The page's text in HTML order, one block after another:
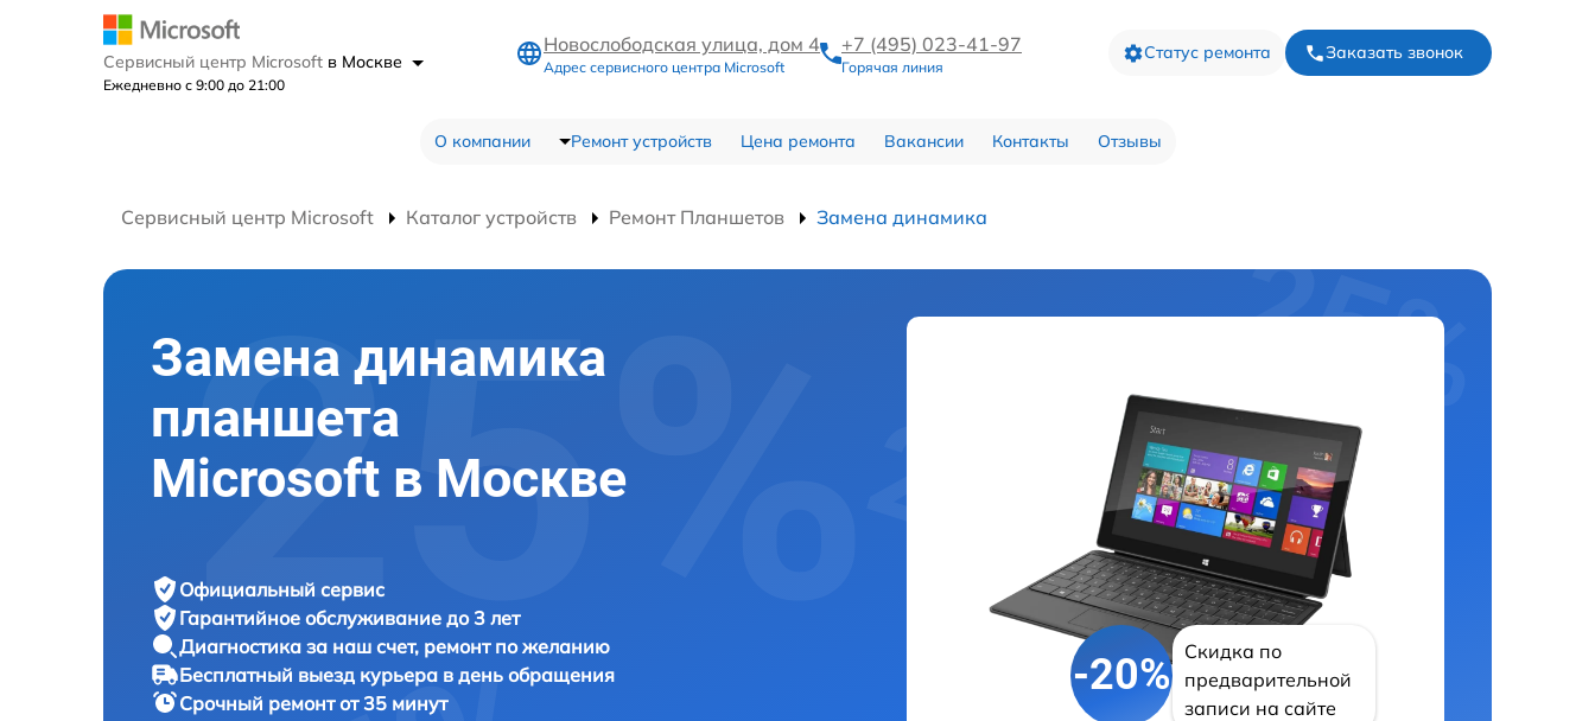
Сервисный центр Microsoft в Москве
Ежедневно с 9:00 до 21:00
Новослободская улица, дом 4
Адрес сервисного центра Microsoft
+7 (495) 023-41-97
Горячая линия
Статус ремонта Заказать звонок
О компании Ремонт устройств Цена ремонта Вакансии Контакты Отзывы
Сервисный центр Microsoft Каталог устройств Ремонт Планшетов Замена динамика
Замена динамика
планшета
Microsoft в Москве
Официальный сервис
Гарантийное обслуживание до 3 лет
Диагностика за наш счет, ремонт по желанию
Бесплатный выезд курьера в день обращения
Срочный ремонтот 35 минут
-20%
Скидка по
предварительной
записи на сайте